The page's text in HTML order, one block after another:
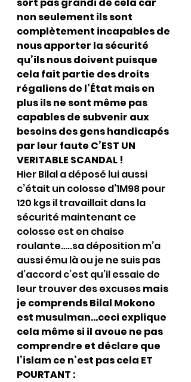
non seulement ils sont
complètement incapables de
nous apporter la sécurité
qu’ils nous doivent puisque
cela fait partie des droits
régaliens de l’État mais en
plus ils ne sont même pas
capables de subvenir aux
besoins des gens handicapés
par leur faute C’EST UN
VERITABLE SCANDAL !
Hier Bilal a déposé lui aussi
c’était un colosse d’1M98 pour
120 kgs il travaillait dans la
sécurité maintenant ce
colosse est en chaise
roulante…..sa déposition m’a
aussi ému là ou je ne suis pas
d’accord c’est qu’il essaie de
leur trouver des excuses mais
je comprends Bilal Mokono
est musulman…ceci explique
cela même si il avoue ne pas
comprendre et déclare que
l’islam ce n’est pas cela ET
POURTANT :